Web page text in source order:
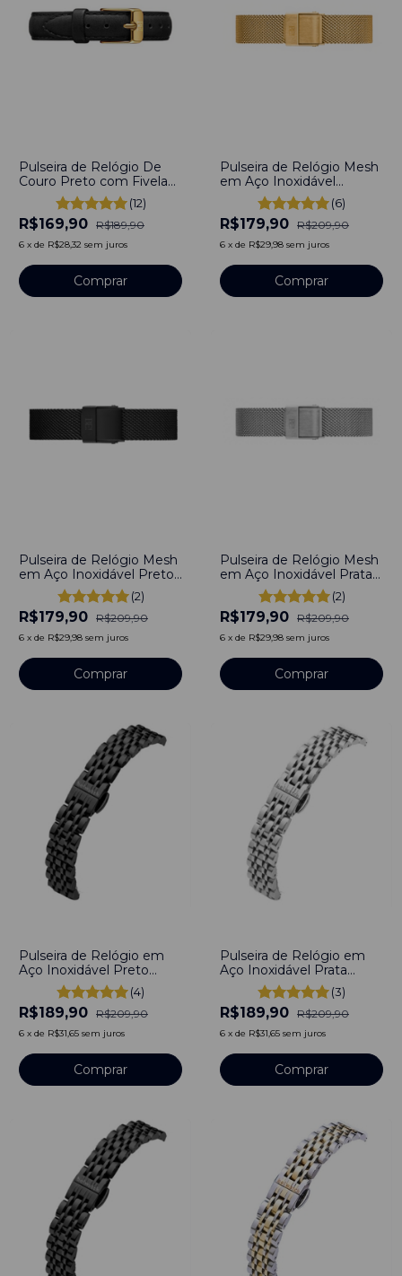
Pulseira de Relógio De
Couro Preto com Fivela
em Aço Inoxidável 12mm
com pinos
(12)
R$169,90 R$189,90
6 x de R$28,32 sem juros
Comprar
Pulseira de Relógio Mesh
em Aço Inoxidável
Dourado 12mm Engate
(6)
R$179,90 R$209,90
6 x de R$29,98 sem juros
Pulseira de Relógio Mesh
em Aço Inoxidável Preto
12mm engate rápido
(2)
R$179,90 R$209,90
6 x de R$29,98 sem juros
Pulseira de Relógio Mesh
em Aço Inoxidável Prata
12mm Engate rápido
(2)
R$179,90 R$209,90
6 x de R$29,98 sem juros
Pulseira de Relógio em
Aço Inoxidável Preto
16mm Com Engate
Rápido
(4)
R$189,90 R$209,90
6 x de R$31,65 sem juros
Comprar
Pulseira de Relógio em
Aço Inoxidável Prata
16mm com engate rápido
(3)
R$189,90 R$209,90
6 x de R$31,65 sem juros
Comprar